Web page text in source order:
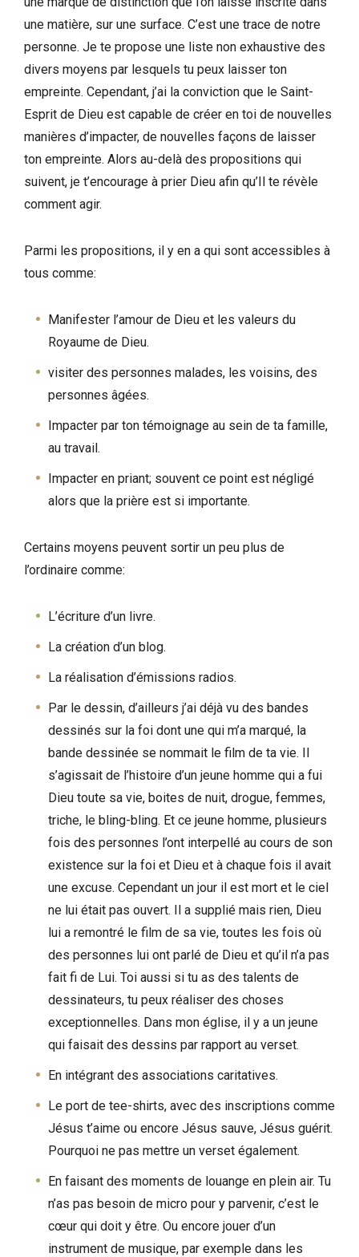
une matière, sur une surface. C’est une trace de notre
personne. Je te propose une liste non exhaustive des
divers moyens par lesquels tu peux laisser ton
empreinte. Cependant, j’ai la conviction que le Saint-
Esprit de Dieu est capable de créer en toi de nouvelles
manières d’impacter, de nouvelles façons de laisser
ton empreinte. Alors au-delà des propositions qui
suivent, je t’encourage à prier Dieu afin qu’Il te révèle
comment agir.
Parmi les propositions, il y en a qui sont accessibles à
tous comme:
Manifester l’amour de Dieu et les valeurs du
Royaume de Dieu.
visiter des personnes malades, les voisins, des
personnes âgées.
Impacter par ton témoignage au sein de ta famille,
au travail.
Impacter en priant; souvent ce point est négligé
alors que la prière est si importante.
Certains moyens peuvent sortir un peu plus de
l’ordinaire comme:
L’écriture d’un livre.
La création d’un blog.
La réalisation d’émissions radios.
Par le dessin, d’ailleurs j’ai déjà vu des bandes
dessinés sur la foi dont une qui m’a marqué, la
bande dessinée se nommait le film de ta vie. Il
s’agissait de l’histoire d’un jeune homme qui a fui
Dieu toute sa vie, boites de nuit, drogue, femmes,
triche, le bling-bling. Et ce jeune homme, plusieurs
fois des personnes l’ont interpellé au cours de son
existence sur la foi et Dieu et à chaque fois il avait
une excuse. Cependant un jour il est mort et le ciel
ne lui était pas ouvert. Il a supplié mais rien, Dieu
lui a remontré le film de sa vie, toutes les fois où
des personnes lui ont parlé de Dieu et qu’il n’a pas
fait fi de Lui. Toi aussi si tu as des talents de
dessinateurs, tu peux réaliser des choses
exceptionnelles. Dans mon église, il y a un jeune
qui faisait des dessins par rapport au verset.
En intégrant des associations caritatives.
Le port de tee-shirts, avec des inscriptions comme
Jésus t’aime ou encore Jésus sauve, Jésus guérit.
Pourquoi ne pas mettre un verset également.
En faisant des moments de louange en plein air. Tu
n’as pas besoin de micro pour y parvenir, c’est le
cœur qui doit y être. Ou encore jouer d’un
instrument de musique, par exemple dans les